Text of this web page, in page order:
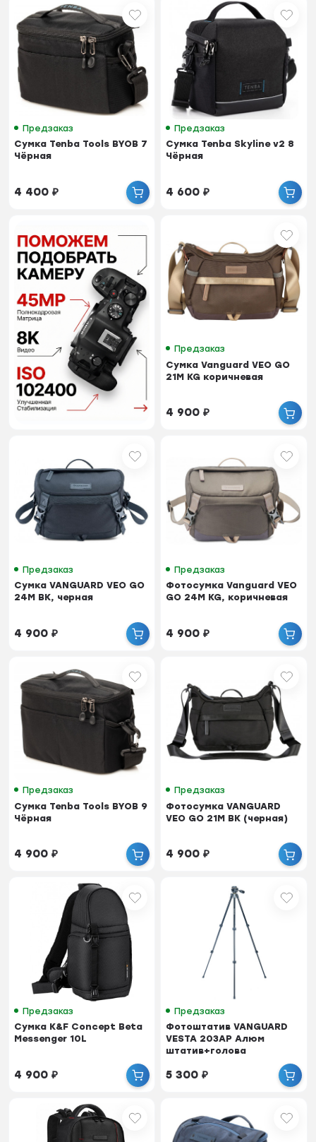
Предзаказ
Сумка Tenba Tools BYOB 7
Чёрная
4 400₽
Предзаказ
Сумка Tenba Skyline v2 8
Чёрная
4 600₽
Предзаказ
Сумка Vanguard VEO GO
21M KG коричневая
4 900₽
Предзаказ
Cумка VANGUARD VEO GO
24M BK, черная
4 900₽
Предзаказ
Фотосумка Vanguard VEO
GO 24M KG, коричневая
4 900₽
Предзаказ
Сумка Tenba Tools BYOB 9
Чёрная
4 900₽
Предзаказ
Фотосумка VANGUARD
VEO GO 21M BK (черная)
4 900₽
Предзаказ
Сумка K&F Concept Beta
Messenger 10L
4 900₽
Предзаказ
Фотоштатив VANGUARD
VESTA 203AP Алюм
штатив+голова
5 300₽